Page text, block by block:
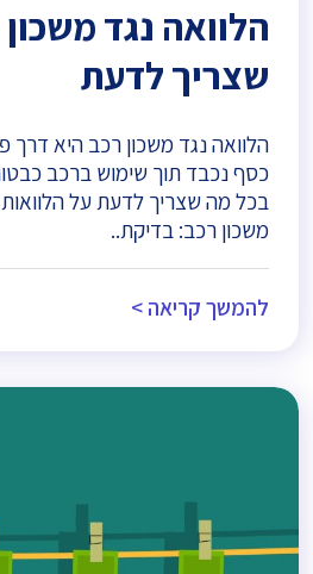
הלוואה נגד
שצריך לדעת
הלוואה נגד משכון רכב היא דרך
כסף נכבד תוך שימוש ברכב
בכל מה שצריך לדעת על
משכון רכב: בדיקת..
להמשך קריאה >